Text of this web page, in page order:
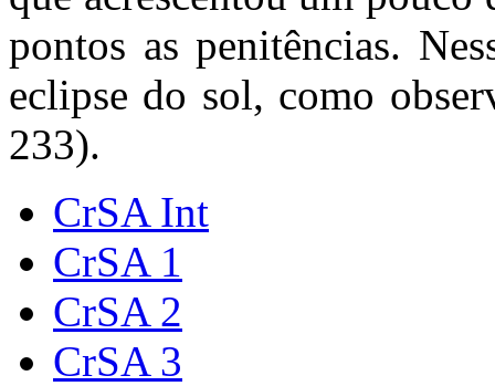
pontos as penitências.
eclipse do sol, como
233).
CrSA Int
CrSA 1
CrSA 2
CrSA 3